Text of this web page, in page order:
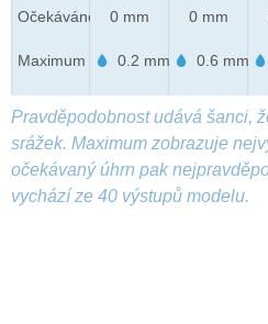
Očekáváno
Maximum
0 mm
0.2 mm
0 mm
0.6 mm
Pravděpodobnost udává šanci,
srážek. Maximum zobrazuje
očekávaný úhrn pak
vychází ze 40 výstupů modelu.